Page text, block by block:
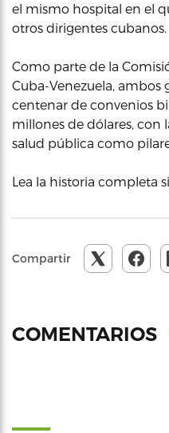
el mismo hospital en el
otros dirigentes cubanos.
Como parte de la
Cuba-Venezuela,
centenar de convenios
millones de dólares, con
salud pública como
Lea la historia completa
Compartir
COMENTARIOS